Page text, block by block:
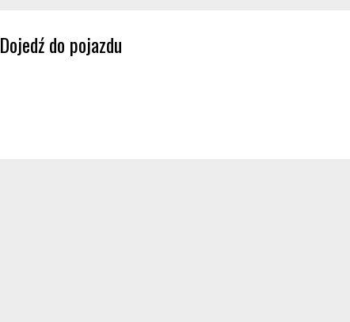
Dojedź do pojazdu